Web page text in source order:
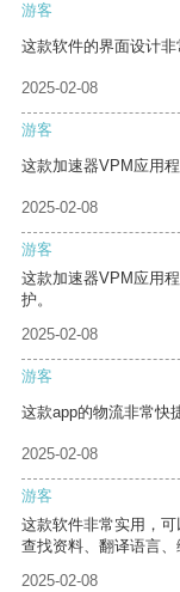
游客
这款软件的界面设计非
2025-02-08
游客
这款加速器VPM应用
2025-02-08
游客
这款加速器VPM应用
护。
2025-02-08
游客
这款app的物流非常快
2025-02-08
游客
这款软件非常实用，
查找资料、翻译语言、
2025-02-08